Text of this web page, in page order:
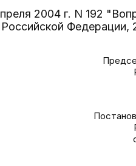
2004 г. N 192
Федерации,